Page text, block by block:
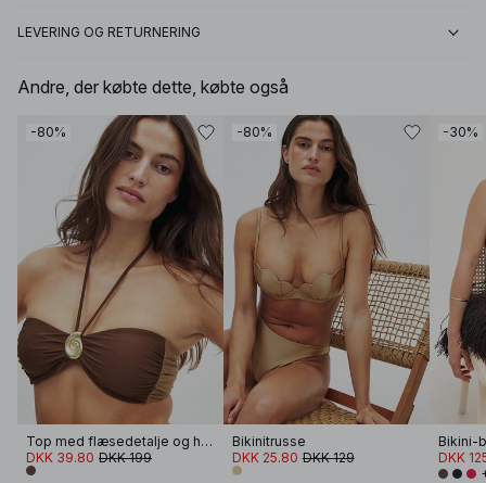
LEVERING OG RETURNERING
Andre, der købte dette, købte også
-80%
Top med flæsedetalje og halterneck
DKK 39.80 DKK 199
-80%
Bikinitrusse
DKK 25.80 DKK 129
-30%
Bikini-
DKK